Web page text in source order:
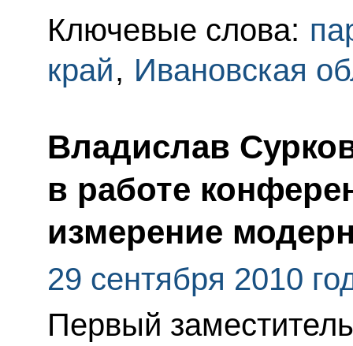
Ключевые слова:
край, Ивановская
Владислав
в работе
измерение
29 сентября 2010
Первый